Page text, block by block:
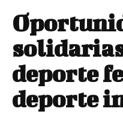
deporte
deporte